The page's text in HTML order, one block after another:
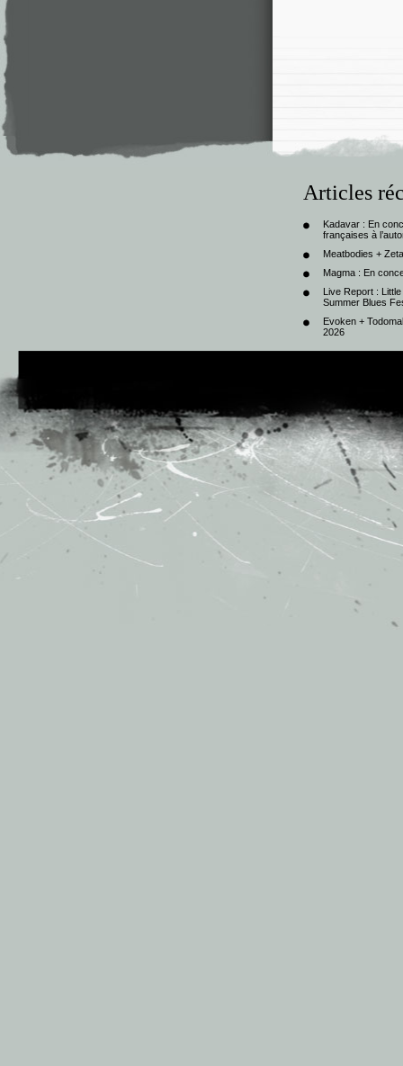
Articles
Kadavar : En
françaises à
Meatbodies +
Magma : En
Live Report :
Summer Blues
Evoken +
2026